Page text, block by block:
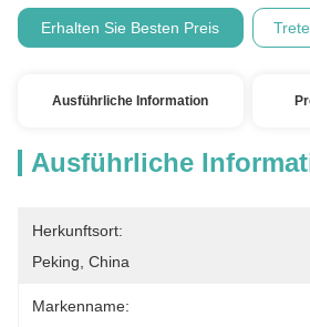
Erhalten Sie Besten Preis
Ausführliche Information
Ausführliche
Herkunftsort:
Peking, China
Markenname: